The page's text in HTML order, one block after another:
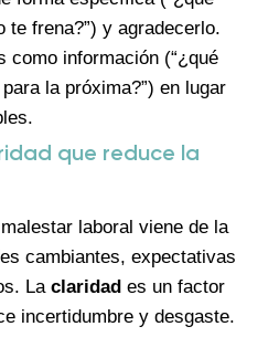
te frena?”) y agradecerlo.
como información (“¿qué
la próxima?”) en lugar
que reduce la
laboral viene de la
cambiantes, expectativas
La claridad es un factor
incertidumbre y desgaste.